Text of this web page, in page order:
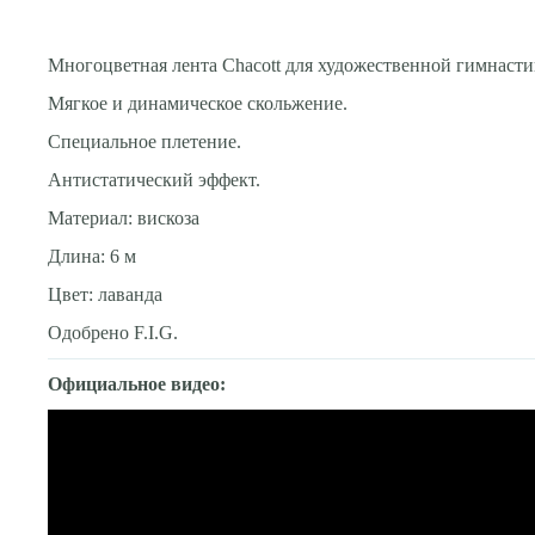
Многоцветная лента Chacott для художественной
Мягкое и динамическое скольжение.
Специальное плетение.
Антистатический эффект.
Материал: вискоза
Длина: 6 м
Цвет: лаванда
Одобрено F.I.G.
Официальное видео: